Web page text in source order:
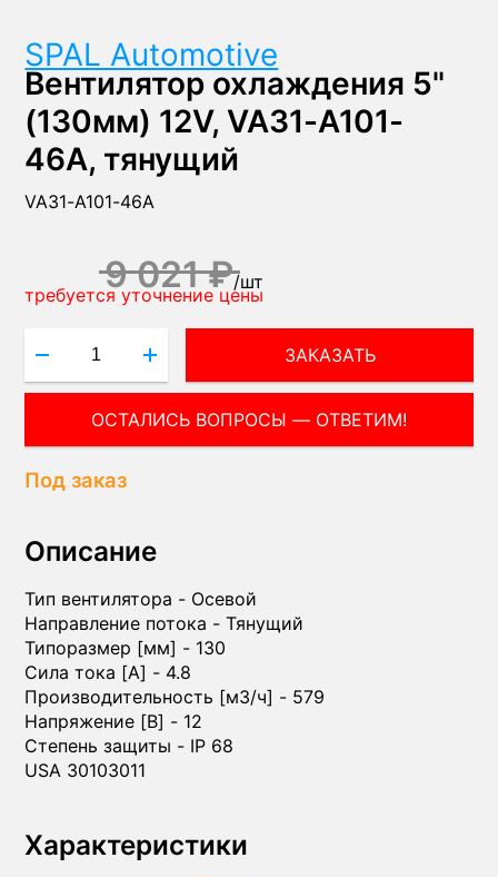
SPAL Automotive
Вентилятор охлаждения 5"
(130мм) 12V, VA31-A101-
46A, тянущий
VA31-A101-46A
9 021 ₽/шт
требуется уточнение цены
ЗАКАЗАТЬ
Под заказ
Описание
Тип вентилятора - Осевой
Направление потока - Тянущий
Типоразмер [мм] - 130
Сила тока [A] - 4.8
Производительность [м3/ч] - 579
Напряжение [В] - 12
Степень защиты - IP 68
USA 30103011
Характеристики